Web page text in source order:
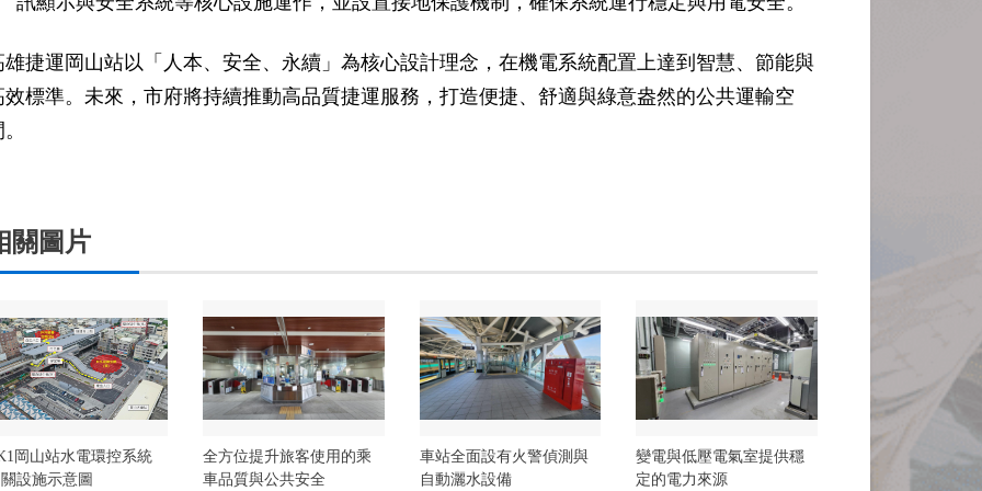
雄捷運岡山站以「人本、安全、永續」為核心設計理念，在機電系統配置上達到智慧、節能與
效標準。未來，市府將持續推動高品質捷運服務，打造便捷、舒適與綠意盎然的公共運輸空
關圖片
岡山站水電環控系統
設施示意圖
全方位提升旅客使用的乘
車品質與公共安全
車站全面設有火警偵測與
自動灑水設備
變電與低壓電氣室提供穩
定的電力來源